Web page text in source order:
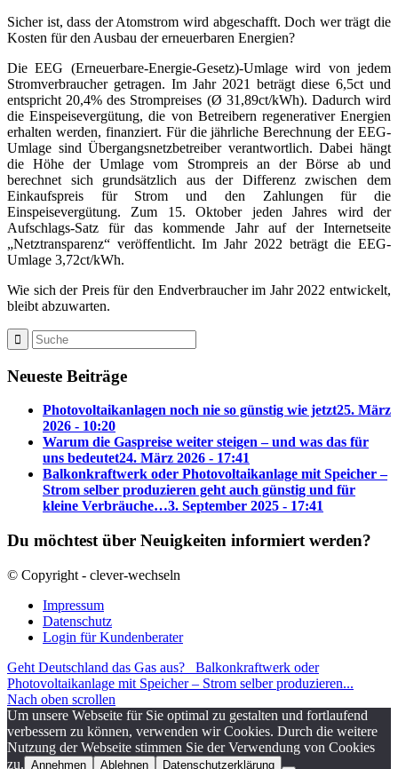
Sicher ist, dass der Atomstrom wird abgeschafft. Doch wer trägt die
Kosten für den Ausbau der erneuerbaren Energien?
Die EEG (Erneuerbare-Energie-Gesetz)-Umlage wird von jedem
Stromverbraucher getragen. Im Jahr 2021 beträgt diese 6,5ct und
entspricht 20,4% des Strompreises (Ø 31,89ct/kWh). Dadurch wird
die Einspeisevergütung, die von Betreibern regenerativer Energien
erhalten werden, finanziert. Für die jährliche Berechnung der EEG-
Umlage sind Übergangsnetzbetreiber verantwortlich. Dabei hängt
die Höhe der Umlage vom Strompreis an der Börse ab und
berechnet sich grundsätzlich aus der Differenz zwischen dem
Einkaufspreis für Strom und den Zahlungen für die
Einspeisevergütung. Zum 15. Oktober jeden Jahres wird der
Aufschlags-Satz für das kommende Jahr auf der Internetseite
„Netztransparenz“ veröffentlicht. Im Jahr 2022 beträgt die EEG-
Umlage 3,72ct/kWh.
Wie sich der Preis für den Endverbraucher im Jahr 2022 entwickelt,
bleibt abzuwarten.
Neueste Beiträge
Photovoltaikanlagen noch nie so günstig wie jetzt25. März
2026 - 10:20
Warum die Gaspreise weiter steigen – und was das für
uns bedeutet24. März 2026 - 17:41
Balkonkraftwerk oder Photovoltaikanlage mit Speicher –
Strom selber produzieren geht auch günstig und für
kleine Verbräuche…3. September 2025 - 17:41
Du möchtest über Neuigkeiten informiert werden?
© Copyright - clever-wechseln
Impressum
Datenschutz
Login für Kundenberater
Geht Deutschland das Gas aus?
Balkonkraftwerk oder
Photovoltaikanlage mit Speicher – Strom selber produzieren...
Nach oben scrollen
Um unsere Webseite für Sie optimal zu gestalten und fortlaufend
verbessern zu können, verwenden wir Cookies. Durch die weitere
Nutzung der Webseite stimmen Sie der Verwendung von Cookies
zu. Annehmen Ablehnen Datenschutzerklärung